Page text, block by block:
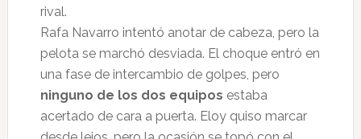
rival.
Rafa Navarro intentó anotar de cabeza, pero la
pelota se marchó desviada. El choque entró en
una fase de intercambio de golpes, pero
ninguno de los dos equipos estaba
acertado de cara a puerta. Eloy quiso marcar